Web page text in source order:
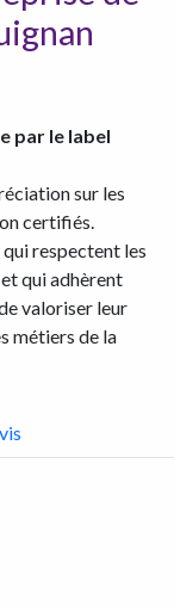
par le label
sur les
certifiés.
respectent les
qui adhèrent
valoriser leur
métiers de la